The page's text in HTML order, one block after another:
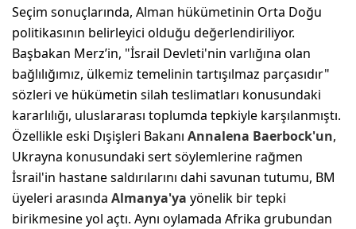
Seçim sonuçlarında, Alman hükümetinin Orta Doğu
politikasının belirleyici olduğu değerlendiriliyor.
Başbakan Merz’in, "İsrail Devleti'nin varlığına olan
bağlılığımız, ülkemiz temelinin tartışılmaz parçasıdır"
sözleri ve hükümetin silah teslimatları konusundaki
kararlılığı, uluslararası toplumda tepkiyle karşılanmıştı.
Özellikle eski Dışişleri Bakanı Annalena Baerbock'un,
Ukrayna konusundaki sert söylemlerine rağmen
İsrail'in hastane saldırılarını dahi savunan tutumu, BM
üyeleri arasında Almanya'ya yönelik bir tepki
birikmesine yol açtı. Aynı oylamada Afrika grubundan